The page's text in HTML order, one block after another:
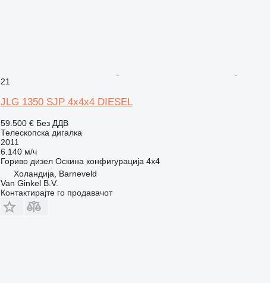
21
JLG 1350 SJP 4x4x4 DIESEL
59.500 € Без ДДВ
Телескопска дигалка
2011
6.140 м/ч
Гориво дизел Оскина конфигурација 4x4
Холандија, Barneveld
Van Ginkel B.V.
Контактирајте го продавачот